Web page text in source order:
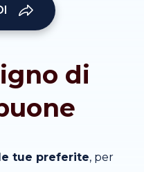
di
tue preferite, per